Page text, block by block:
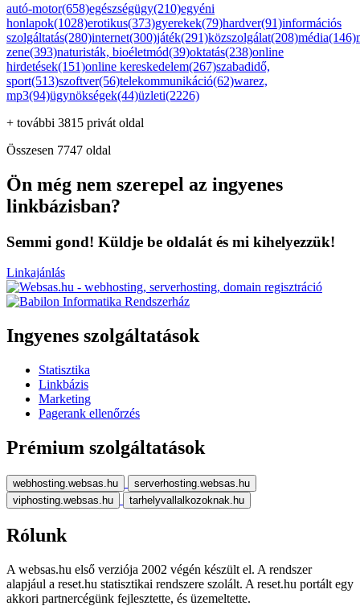
autó-motor(658)egészségügy(210)egyéni
honlapok(1028)erotikus(373)gyerekek(79)hardver(91)információs
szolgáltatás(280)internet(300)játék(291)közszolgálat(208)média(146)
zene(393)naturisták, bioéletmód(39)oktatás(238)online
hirdetések(151)online kereskedelem(267)szabadidő,
sport(513)szoftver(56)telekommunikáció(62)warez,
mp3(94)ügynökségek(44)üzleti(2226)
+ további 3815 privát oldal
Összesen 7747 oldal
Ön még nem szerepel az ingyenes
linkbázisban?
Semmi gond! Küldje be oldalát és mi kihelyezzük!
Linkajánlás
Ingyenes szolgáltatások
Statisztika
Linkbázis
Marketing
Pagerank ellenőrzés
Prémium szolgáltatások
webhosting.websas.hu
serverhosting.websas.hu
viphosting.websas.hu
tarhelyvallalkozoknak.hu
Rólunk
A websas.hu első verziója 2002 végén készült el. A rendszer
alapjául a reset.hu statisztikai rendszere szolált. A reset.hu portált egy
akkori partnercégünk fejlesztette, és üzemeltette.